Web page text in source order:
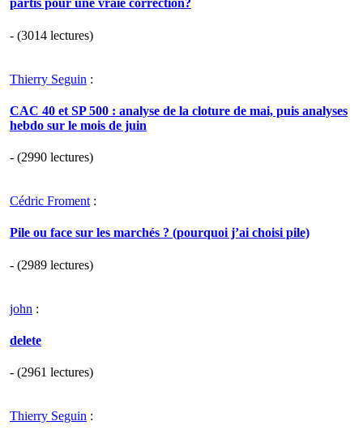
partis pour une vraie correction?
- (3014 lectures)
Thierry Seguin :
CAC 40 et SP 500 : analyse de la cloture de mai, puis analyses
hebdo sur le mois de juin
- (2990 lectures)
Cédric Froment :
Pile ou face sur les marchés ? (pourquoi j’ai choisi pile)
- (2989 lectures)
john :
delete
- (2961 lectures)
Thierry Seguin :